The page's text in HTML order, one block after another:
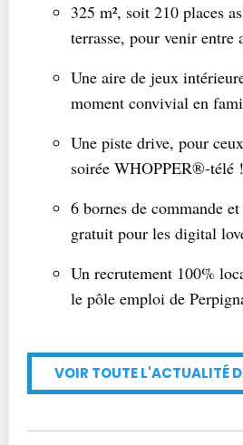
325 m², soit 210 places
terrasse, pour venir entre
Une aire de jeux
moment convivial en
Une piste drive, pour
soirée WHOPPER®-télé !
6 bornes de commande
gratuit pour les digital
Un recrutement 100%
le pôle emploi de
VOIR TOUTE L'ACTUALITÉ